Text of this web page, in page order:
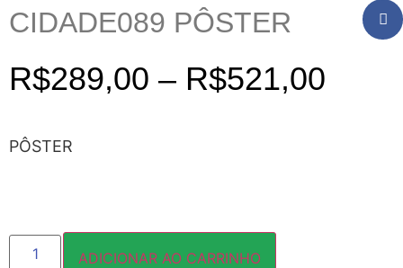
CIDADE089 PÔSTER
R$289,00 – R$521,00
PÔSTER
ADICIONAR AO CARRINHO